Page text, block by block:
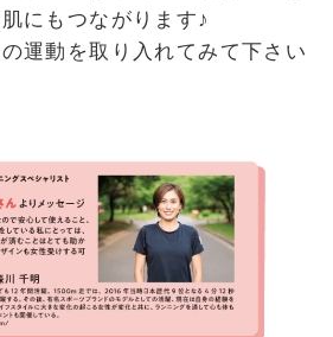
にもつながります♪
運動を取り入れてみて下さい